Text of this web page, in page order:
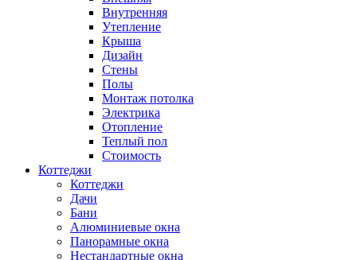
Внутренняя
Утепление
Крыша
Дизайн
Стены
Полы
Монтаж потолка
Электрика
Отопление
Теплый пол
Стоимость
Коттеджи
Коттеджи
Дачи
Бани
Алюминиевые окна
Панорамные окна
Нестандартные окна